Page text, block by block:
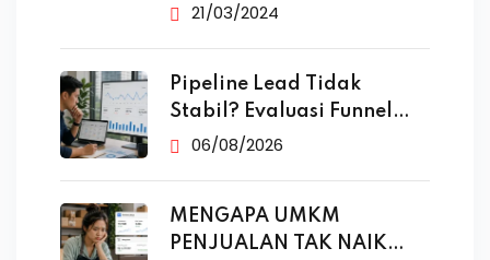
21/03/2024
Pipeline Lead Tidak
Stabil? Evaluasi Funnel
Marketing
06/08/2026
MENGAPA UMKM
PENJUALAN TAK NAIK